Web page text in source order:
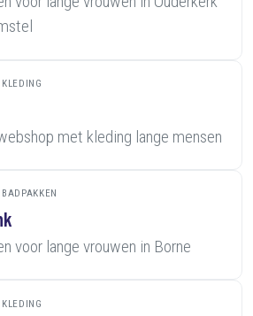
KLEDING
met kleding lange mensen
BADPAKKEN
voor lange vrouwen in Borne
KLEDING